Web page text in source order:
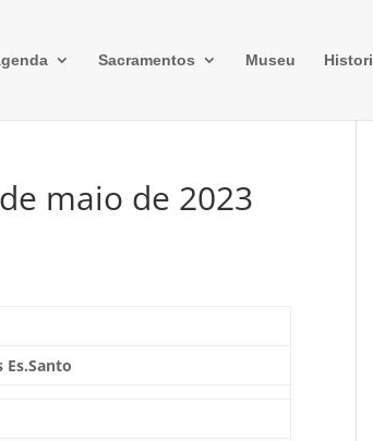
Sacramentos Museu
maio de 2023
Es.Santo